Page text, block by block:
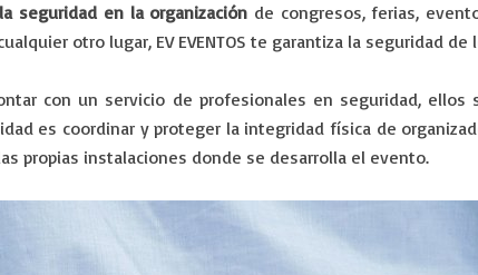
la seguridad en la organización de congresos, ferias,
otro lugar, EV EVENTOS te garantiza la seguridad
con un servicio de profesionales en seguridad,
es coordinar y proteger la integridad física de
propias instalaciones donde se desarrolla el evento.